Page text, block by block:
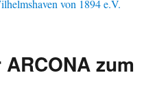
zum